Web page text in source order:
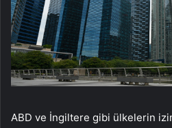
ABD ve İngiltere gibi ülkelerin